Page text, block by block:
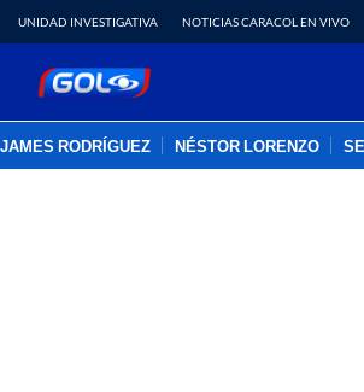
UNIDAD INVESTIGATIVA NOTICIAS CARACOL EN VIVO
JAMES RODRÍGUEZ NÉSTOR LORENZO